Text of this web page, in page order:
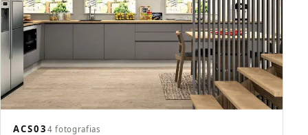
ACS03 4 fotografias